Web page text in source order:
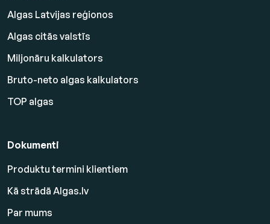
Algas Latvijas reģionos
Algas citās valstīs
Miljonāru kalkulators
Bruto-neto algas kalkulators
TOP algas
Dokumenti
Produktu termini klientiem
Kā strādā Algas.lv
Par mums